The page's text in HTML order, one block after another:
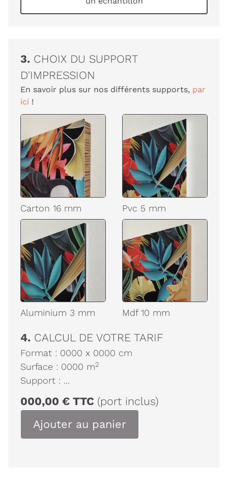
3. CHOIX DU SUPPORT
D'IMPRESSION
En savoir plus sur nos différents supports, par
ici !
Carton 16 mm Pvc 5 mm
Aluminium 3 mm Mdf 10 mm
4. CALCUL DE VOTRE TARIF
Format : 0000 x 0000 cm
Surface : 0000 m2
Support : ...
000,00 € TTC (port inclus)
Ajouter au panier